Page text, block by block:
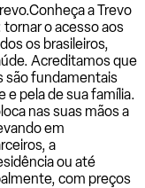
Conheça a Trevo
o acesso aos
os brasileiros,
Acreditamos que
são fundamentais
e pela de sua família.
nas suas mãos a
em
a
ou até
com preços